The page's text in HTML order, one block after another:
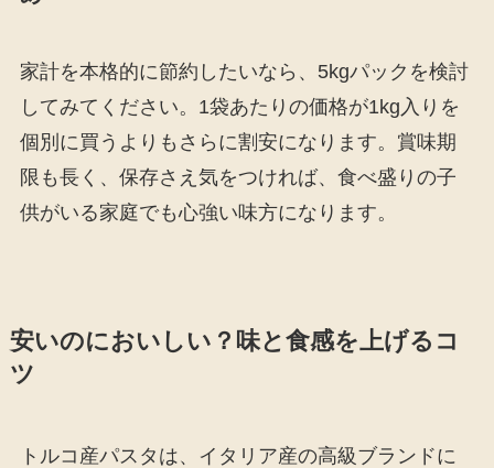
家計を本格的に節約したいなら、5kgパックを検討
してみてください。1袋あたりの価格が1kg入りを
個別に買うよりもさらに割安になります。賞味期
限も長く、保存さえ気をつければ、食べ盛りの子
供がいる家庭でも心強い味方になります。
安いのにおいしい？味と食感を上げるコ
ツ
トルコ産パスタは、イタリア産の高級ブランドに